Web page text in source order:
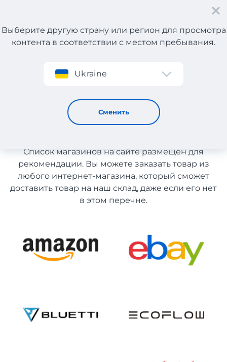
Регистрация
Выберите другую страну или регион для просмотра
контента в соответствии с местом пребывания.
Ukraine
Сменить
Сантехника и керамика из Чехии с доставкой в Украину
Сантехника и керамика из
Чехии с доставкой в Украину
Список магазинов на сайте размещен для
рекомендации. Вы можете заказать товар из
любого интернет-магазина, который сможет
доставить товар на наш склад, даже если его нет
в этом перечне.